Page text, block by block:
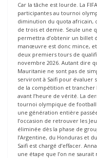
Car la tâche est lourde. La
participantes au tournoi
diminution du quota africain,
de trois et demie. Seule une
permettra d’obtenir un billet
manœuvre est donc mince,
deux premiers tours de
novembre 2026. Autant dire
Mauritanie ne sont pas de
serviront à Saifi pour évaluer
de la compétition et trancher
avant l’heure de vérité. La
tournoi olympique de football
une génération entière
l’occasion de retrouver les
éliminée dès la phase de
l’Argentine, du Honduras et
Saifi est chargé d’effacer.
une étape que l’on ne saurait